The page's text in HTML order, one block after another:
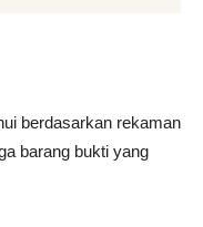
berdasarkan rekaman
barang bukti yang